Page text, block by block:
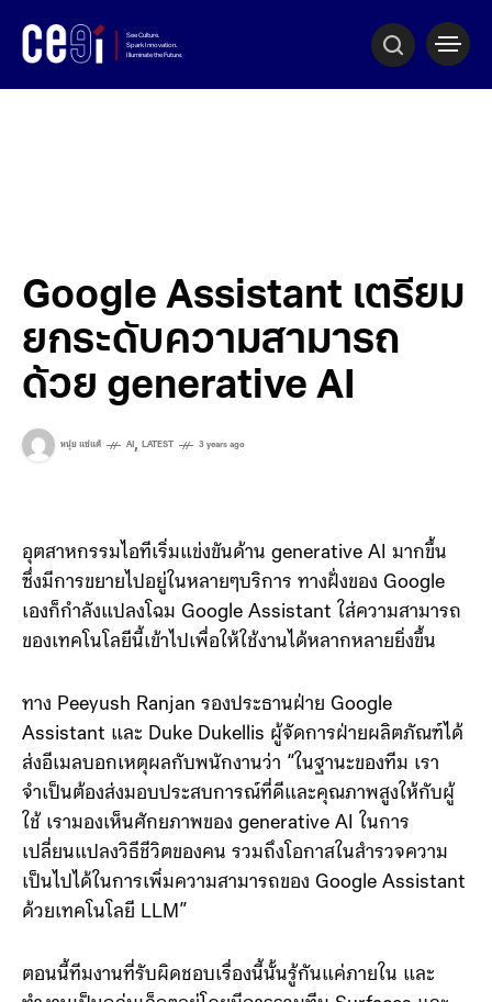
Google Assistant เตรียม
ยกระดับความสามารถ
ด้วย generative AI
หนุ่ย แซ่แต้ AI , LATEST 3 years ago
อุตสาหกรรมไอทีเริ่มแข่งขันด้าน generative AI มากขึ้น
ซึ่งมีการขยายไปอยู่ในหลายๆบริการ ทางฝั่งของ Google
เองก็กำลังแปลงโฉม Google Assistant ใส่ความสามารถ
ของเทคโนโลยีนี้เข้าไปเพื่อให้ใช้งานได้หลากหลายยิ่งขึ้น
ทาง Peeyush Ranjan รองประธานฝ่าย Google
Assistant และ Duke Dukellis ผู้จัดการฝ่ายผลิตภัณฑ์ได้
ส่งอีเมลบอกเหตุผลกับพนักงานว่า “ในฐานะของทีม เรา
จำเป็นต้องส่งมอบประสบการณ์ที่ดีและคุณภาพสูงให้กับผู้
ใช้ เรามองเห็นศักยภาพของ generative AI ในการ
เปลี่ยนแปลงวิธีชีวิตของคน รวมถึงโอกาสในสำรวจความ
เป็นไปได้ในการเพิ่มความสามารถของ Google Assistant
ด้วยเทคโนโลยี LLM”
ตอนนี้ทีมงานที่รับผิดชอบเรื่องนี้นั้นรู้กันแค่ภายใน และ